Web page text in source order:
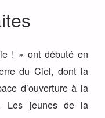
! » ont débuté en
du Ciel, dont la
d’ouverture à la
Les jeunes de la